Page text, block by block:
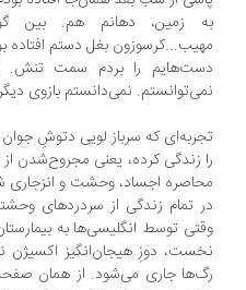
زمین، دهانم هم. بین گوش
بغل دستم افتاده بود،
را بردم سمت تنش.
نمی‌دانستم بازوی دیگرم
که سرباز لویی دتوشِ جوان در
زندگی کرده، یعنی مجروح‌شدن از
اجساد، وحشت و انزجاری شدید را
تمام زندگی از سردردهای
توسط انگلیسی‌ها به بیمارستان
دوزِ هیجان‌انگیز اکسیژن ناشی
جاری می‌شود. از همان صفحه اول